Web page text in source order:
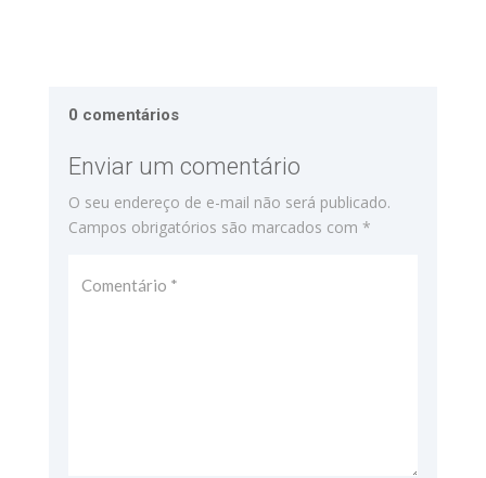
0 comentários
Enviar um comentário
O seu endereço de e-mail não será publicado.
Campos obrigatórios são marcados com *